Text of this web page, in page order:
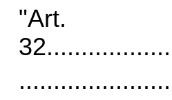
"Art.
32